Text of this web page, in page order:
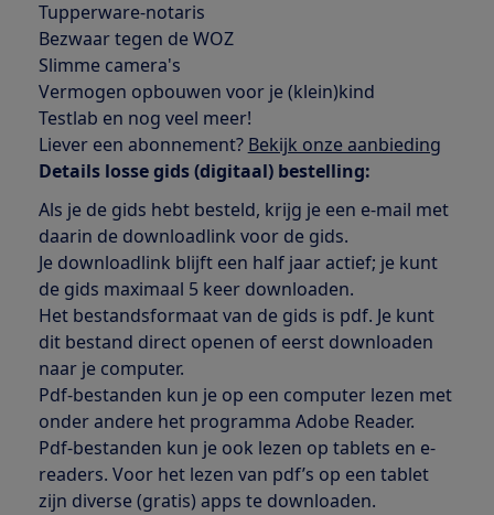
Tupperware-notaris
Bezwaar tegen de WOZ
Slimme camera's
Vermogen opbouwen voor je (klein)kind
Testlab en nog veel meer!
Liever een abonnement? Bekijk onze aanbieding
Details losse gids (digitaal) bestelling:
Als je de gids hebt besteld, krijg je een e-mail met
daarin de downloadlink voor de gids.
Je downloadlink blijft een half jaar actief; je kunt
de gids maximaal 5 keer downloaden.
Het bestandsformaat van de gids is pdf. Je kunt
dit bestand direct openen of eerst downloaden
naar je computer.
Pdf-bestanden kun je op een computer lezen met
onder andere het programma Adobe Reader.
Pdf-bestanden kun je ook lezen op tablets en e-
readers. Voor het lezen van pdf’s op een tablet
zijn diverse (gratis) apps te downloaden.